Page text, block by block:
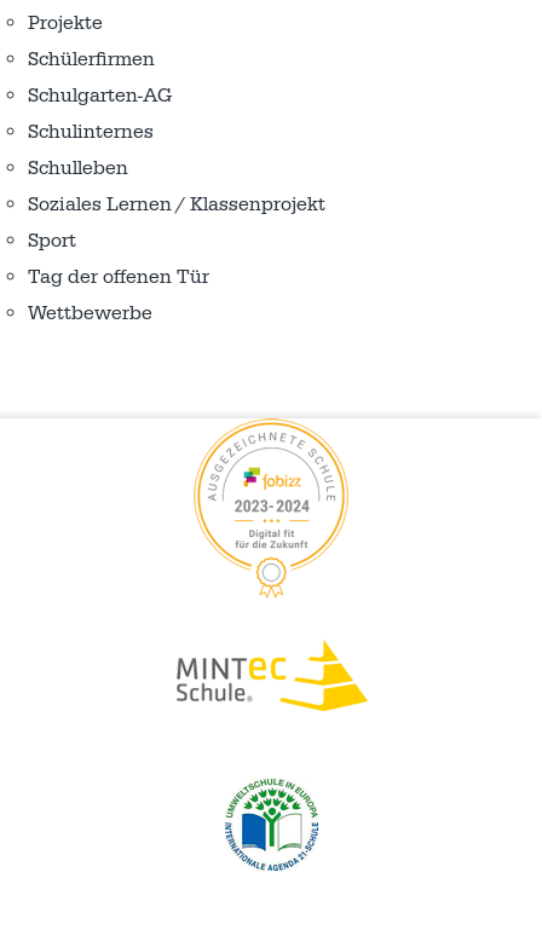
Projekte
Schülerfirmen
Schulgarten-AG
Schulinternes
Schulleben
Soziales Lernen / Klassenprojekt
Sport
Tag der offenen Tür
Wettbewerbe